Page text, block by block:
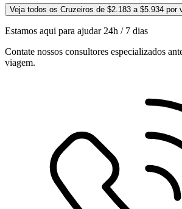
Veja todos os Cruzeiros de $2.183 a $5.934 por
Estamos aqui para ajudar 24h / 7 dias
Contate nossos consultores especializados
viagem.